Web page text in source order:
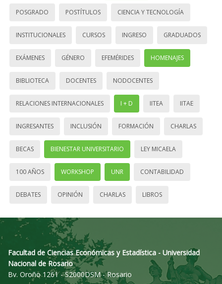
POSGRADO POSTÍTULOS CIENCIA Y TECNOLOGÍA
INSTITUCIONALES CURSOS INGRESO GRADUADOS
EXÁMENES GÉNERO EFEMÉRIDES HOMENAJES
BIBLIOTECA DOCENTES NODOCENTES
RELACIONES INTERNACIONALES I + D IITEA IITAE
INGRESANTES INCLUSIÓN FORMACIÓN CHARLAS
BECAS BIENESTAR UNIVERSITARIO LEY MICAELA
100 AÑOS WORKSHOP UNR CONTABILIDAD
DEBATES OPINIÓN CHARLAS LIBROS
Facultad de Ciencias Económicas y Estadística - Universidad
Nacional de Rosario
Bv. Oroño 1261 - S2000DSM - Rosario